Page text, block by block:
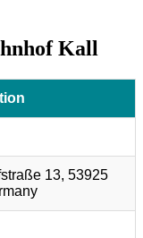
Kall
13, 53925